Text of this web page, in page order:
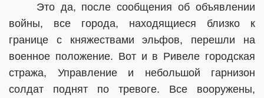
Это да, после сообщения об объявлении
войны, все города, находящиеся близко к
границе с княжествами эльфов, перешли на
военное положение. Вот и в Ривеле городская
стража, Управление и небольшой гарнизон
солдат поднят по тревоге. Все вооружены,